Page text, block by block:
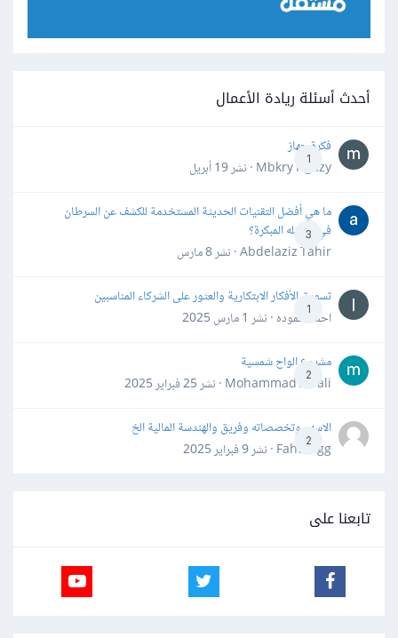
أحدث أسئلة ريادة الأعمال
1
فكرة جهاز
Mbkry Hgazy · نشر
19 أبريل
3
ما هي أفضل التقنيات الحديثة المستخدمة للكشف عن السرطان
في مراحله المبكرة؟
Abdelaziz Tahir · نشر
8 مارس
1
تسويق الأفكار الابتكارية والعثور على الشركاء المناسبين
احمد حموده · نشر 1 مارس 2025
2
مشروع الواح شمسية
Mohammad Awali · نشر
25 فبراير 2025
2
الاسهم وتخصصاته وفريق والهندسة المالية الخ
Fahd Ggg · نشر
9 فبراير 2025
تابعنا على